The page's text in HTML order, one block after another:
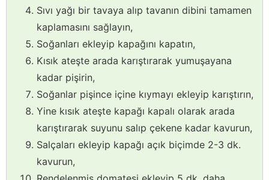
Sıvı yağı bir tavaya alıp tavanın dibini tamamen
kaplamasını sağlayın,
Soğanları ekleyip kapağını kapatın,
Kısık ateşte arada karıştırarak yumuşayana
kadar pişirin,
Soğanlar pişince içine kıymayı ekleyip karıştırın,
Yine kısık ateşte kapağı kapalı olarak arada
karıştırarak suyunu salıp çekene kadar kavurun,
Salçaları ekleyip kapağı açık biçimde 2-3 dk.
kavurun,